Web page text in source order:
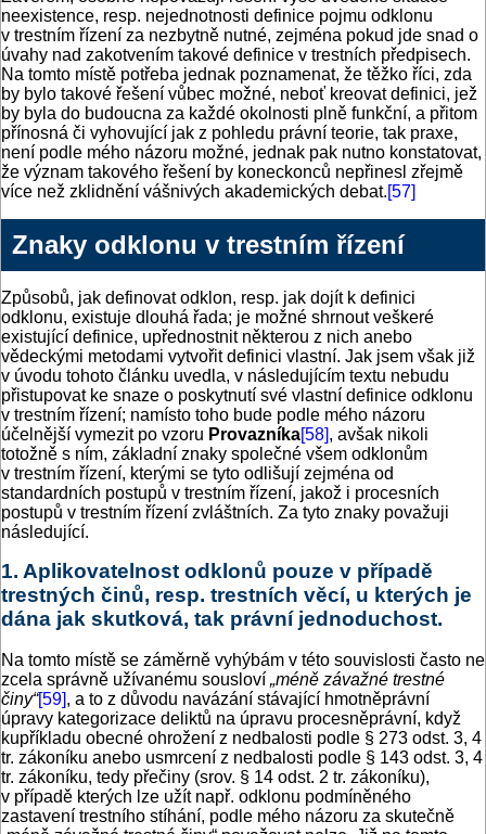
neexistence, resp. nejednotnosti definice pojmu odklonu
v trestním řízení za nezbytně nutné, zejména pokud jde snad o
úvahy nad zakotvením takové definice v trestních předpisech.
Na tomto místě potřeba jednak poznamenat, že těžko říci, zda
by bylo takové řešení vůbec možné, neboť kreovat definici, jež
by byla do budoucna za každé okolnosti plně funkční, a přitom
přínosná či vyhovující jak z pohledu právní teorie, tak praxe,
není podle mého názoru možné, jednak pak nutno konstatovat,
že význam takového řešení by koneckonců nepřinesl zřejmě
více než zklidnění vášnivých akademických debat.[57]
Znaky odklonu v trestním řízení
Způsobů, jak definovat odklon, resp. jak dojít k definici
odklonu, existuje dlouhá řada; je možné shrnout veškeré
existující definice, upřednostnit některou z nich anebo
vědeckými metodami vytvořit definici vlastní. Jak jsem však již
v úvodu tohoto článku uvedla, v následujícím textu nebudu
přistupovat ke snaze o poskytnutí své vlastní definice odklonu
v trestním řízení; namísto toho bude podle mého názoru
účelnější vymezit po vzoru Provazníka[58], avšak nikoli
totožně s ním, základní znaky společné všem odklonům
v trestním řízení, kterými se tyto odlišují zejména od
standardních postupů v trestním řízení, jakož i procesních
postupů v trestním řízení zvláštních. Za tyto znaky považuji
následující.
1. Aplikovatelnost odklonů pouze v případě
trestných činů, resp. trestních věcí, u kterých je
dána jak skutková, tak právní jednoduchost.
Na tomto místě se záměrně vyhýbám v této souvislosti často ne
zcela správně užívanému sousloví „méně závažné trestné
činy“[59], a to z důvodu navázání stávající hmotněprávní
úpravy kategorizace deliktů na úpravu procesněprávní, když
kupříkladu obecné ohrožení z nedbalosti podle § 273 odst. 3, 4
tr. zákoníku anebo usmrcení z nedbalosti podle § 143 odst. 3, 4
tr. zákoníku, tedy přečiny (srov. § 14 odst. 2 tr. zákoníku),
v případě kterých lze užít např. odklonu podmíněného
zastavení trestního stíhání, podle mého názoru za skutečně